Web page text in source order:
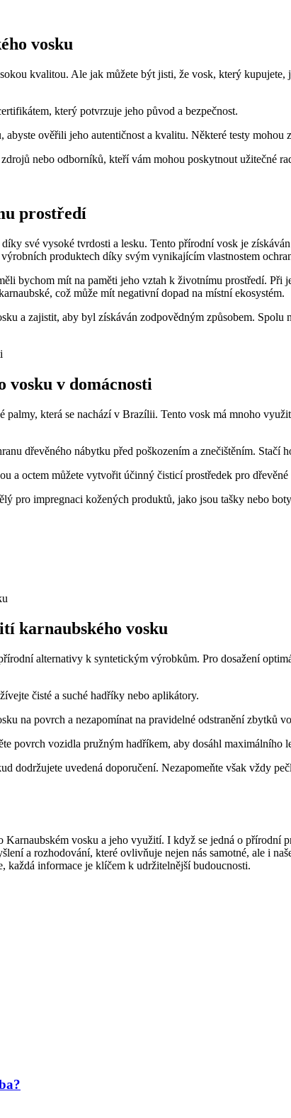
vosku
kvalitou. Ale jak můžete být jisti, že vosk, který
který potvrzuje jeho původ a bezpečnost.
abyste ověřili jeho autentičnost a kvalitu. Některé testy
nebo odborníků, kteří vám mohou poskytnout užitečné
prostředí
své vysoké tvrdosti a lesku. Tento přírodní vosk je
produktech díky svým vynikajícím vlastnostem
bychom mít na paměti jeho vztah k životnímu prostředí.
což může mít negativní dopad na místní ekosystém.
a zajistit, aby byl získáván zodpovědným způsobem.
vosku v domácnosti
která se nachází v Brazílii. Tento vosk má mnoho
dřevěného nábytku před poškozením a znečištěním. Stačí
a octem můžete vytvořit účinný čisticí prostředek pro
pro impregnaci kožených produktů, jako jsou tašky nebo
karnaubského vosku
alternativy k syntetickým výrobkům. Pro dosažení
čisté a suché hadříky nebo aplikátory.
na povrch a nezapomínat na pravidelné odstranění zbytků
povrch vozidla pružným hadříkem, aby dosáhl maximálního
dodržujete uvedená doporučení. Nezapomeňte však vždy
vosku a jeho využití. I když se jedná o přírodní
a rozhodování, které ovlivňuje nejen nás samotné, ale i
každá informace je klíčem k udržitelnější budoucnosti.